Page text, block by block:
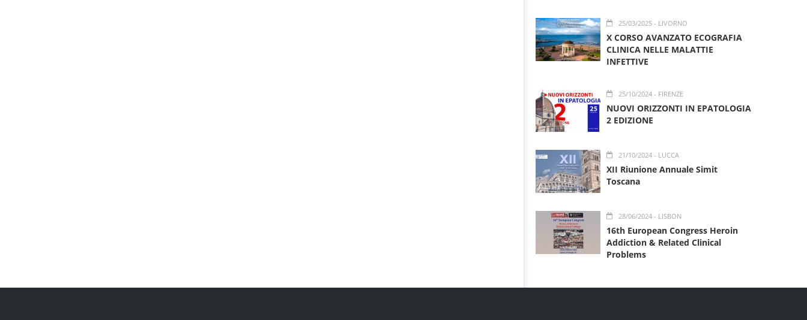
25/03/2025- LIVORNO
X CORSO AVANZATO ECOGRAFIA
CLINICA NELLE MALATTIE
INFETTIVE
25/10/2024- FIRENZE
NUOVI ORIZZONTI IN EPATOLOGIA
2 EDIZIONE
21/10/2024- LUCCA
XII Riunione Annuale Simit
Toscana
28/06/2024- LISBON
16th European Congress Heroin
Addiction & Related Clinical
Problems